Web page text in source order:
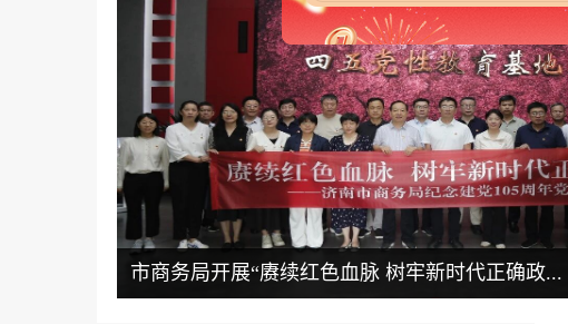
市商务局开展“赓续红色血脉 树牢新时代正确政...